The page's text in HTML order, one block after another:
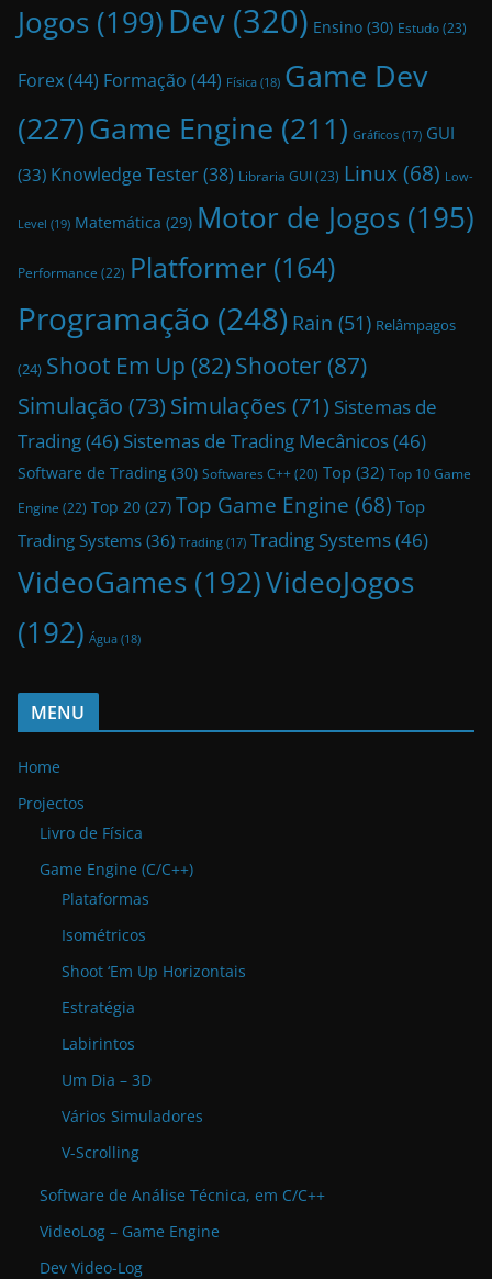
Jogos (199)Dev(320) Ensino (30) Estudo(23)
Forex(44) Formação (44) Física (18) Game Dev
(227)Game Engine (211) Gráficos (17) GUI
(33) Knowledge Tester(38) Libraria GUI(23) Linux(68) Low-
Level (19) Matemática (29) Motor de Jogos (195)
Performance (22) Platformer (164)
Programação (248) Rain (51) Relâmpagos
(24) Shoot Em Up (82)Shooter (87)
Simulação (73) Simulações (71) Sistemas de
Trading(46) Sistemas de Trading Mecânicos(46)
Software de Trading (30) Softwares C++ (20) Top (32) Top 10 Game
Engine (22) Top 20 (27) Top Game Engine (68) Top
Trading Systems (36) Trading (17) Trading Systems(46)
VideoGames (192)VideoJogos
(192) Água (18)
MENU
Home
Projectos
Livro de Física
Game Engine (C/C++)
Plataformas
Isométricos
Shoot ‘Em Up Horizontais
Estratégia
Labirintos
Um Dia – 3D
Vários Simuladores
V-Scrolling
Software de Análise Técnica, em C/C++
VideoLog – Game Engine
Dev Video-Log